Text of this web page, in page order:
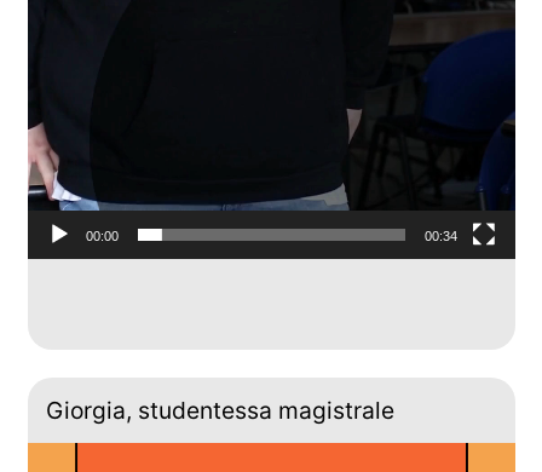
00:00 00:34
Giorgia, studentessa magistrale